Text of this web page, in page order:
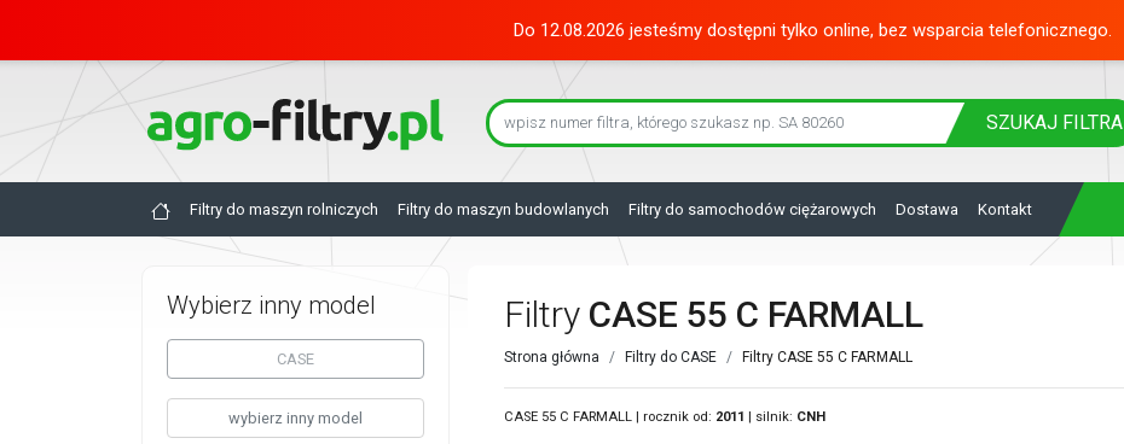
Do 12.08.2026 jesteśmy dostępni tylko online, bez wsparcia telefonicznego.
SZUKAJ FILTRA
Filtry do maszyn rolniczych Filtry do maszyn budowlanych Filtry do samochodów ciężarowych Dostawa Kontakt
Wybierz inny model
CASE
wybierz inny model
Filtry CASE 55 C FARMALL
Strona główna Filtry do CASE Filtry CASE 55 C FARMALL
CASE 55 C FARMALL | rocznik od: 2011 | silnik: CNH